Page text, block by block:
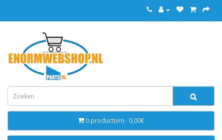
0 product(en) - 0,00€